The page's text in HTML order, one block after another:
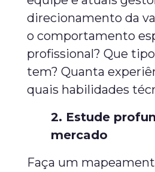
direcionamento da
o comportamento
profissional? Que
tem? Quanta
quais habilidades
2. Estude
mercado
Faça um